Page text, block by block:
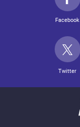
Facebook
Twitter